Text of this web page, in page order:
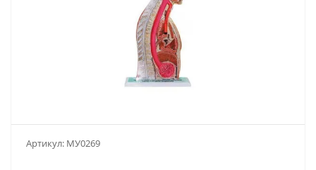
Артикул: МУ0269